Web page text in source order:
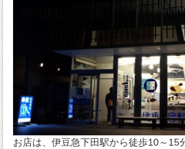
お店は、伊豆急下田駅から徒歩10～15